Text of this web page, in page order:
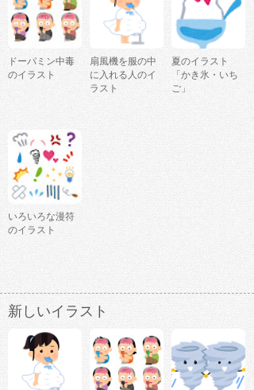
ドーパミン中毒
のイラスト
扇風機を服の中
に入れる人のイ
ラスト
夏のイラスト
「かき氷・いち
ご」
いろいろな漫符
のイラスト
新しいイラスト